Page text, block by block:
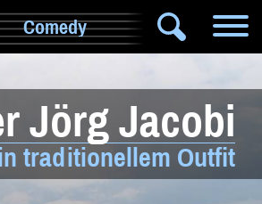
Comedy
Hochzeitsband
Jazz & Swing
Klassische Musik
Jörg Jacobi
traditionellem Outfit